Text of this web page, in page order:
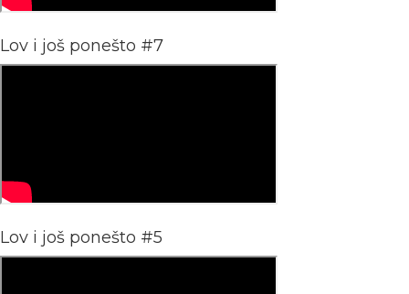
Lov i još ponešto #7
Lov i još ponešto #5